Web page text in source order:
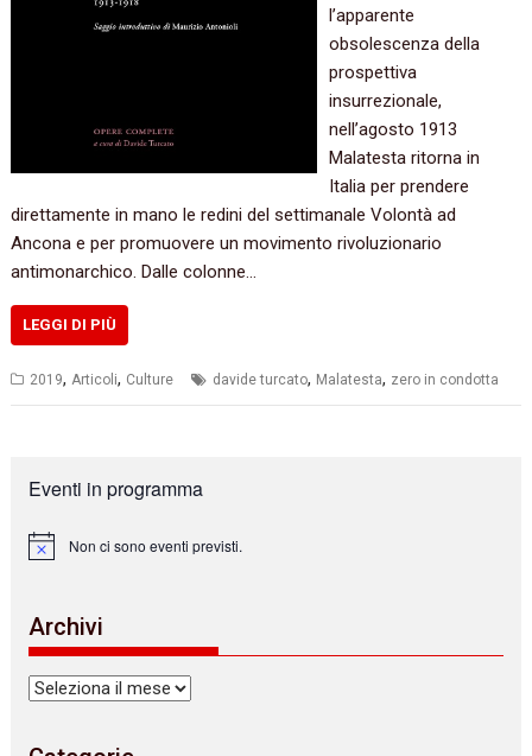
l’apparente
obsolescenza della
prospettiva
insurrezionale,
nell’agosto 1913
Malatesta ritorna in
Italia per prendere
direttamente in mano le redini del settimanale Volontà ad
Ancona e per promuovere un movimento rivoluzionario
antimonarchico. Dalle colonne…
LEGGI DI PIÙ
2019,Articoli, Culture davide turcato, Malatesta, zero in condotta
Eventi in programma
N
c
e
Non ci sono eventi previsti.
Archivi
Archivi